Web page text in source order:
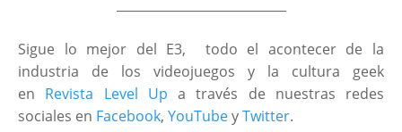
Sigue lo mejor del E3, todo el acontecer de la
industria de los videojuegos y la cultura geek
en Revista Level Up a través de nuestras redes
sociales en Facebook, YouTubeyTwitter.